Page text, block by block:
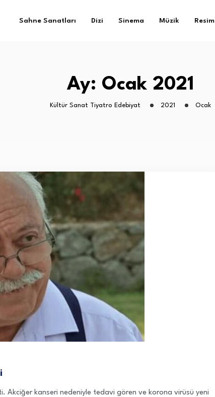
Sahne Sanatları Dizi Sinema Müzik Resim
Ay: Ocak 2021
Kültür Sanat Tiyatro Edebiyat 2021 Ocak
Akciğer kanseri nedeniyle tedavi gören ve korona virüsü yeni